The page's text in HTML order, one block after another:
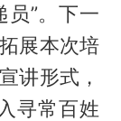
员”。下一
展本次培
讲形式，
寻常百姓